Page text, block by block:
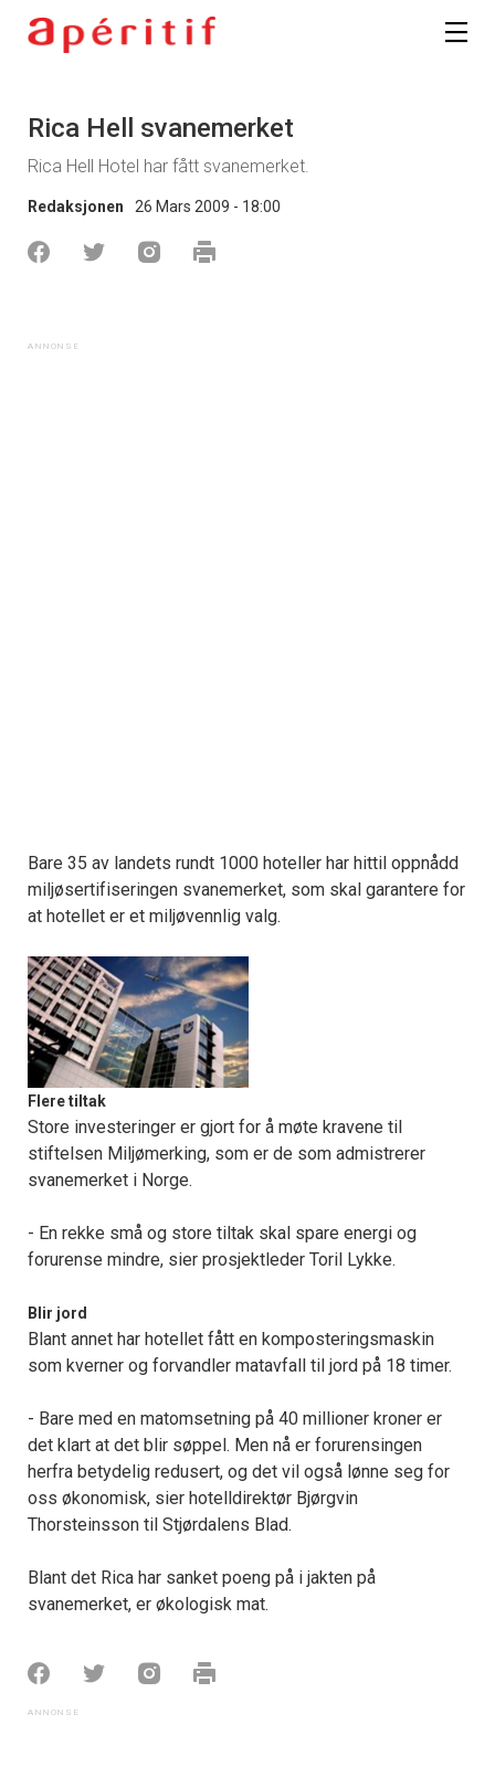
Rica Hell svanemerket
Rica Hell Hotel har fått svanemerket.
Redaksjonen 26 Mars 2009 - 18:00
Bare 35 av landets rundt 1000 hoteller har hittil oppnådd
miljøsertifiseringen svanemerket, som skal garantere for
at hotellet er et miljøvennlig valg.
Flere tiltak
Store investeringer er gjort for å møte kravene til
stiftelsen Miljømerking, som er de som admistrerer
svanemerket i Norge.
- En rekke små og store tiltak skal spare energi og
forurense mindre, sier prosjektleder Toril Lykke.
Blir jord
Blant annet har hotellet fått en komposteringsmaskin
som kverner og forvandler matavfall til jord på 18 timer.
- Bare med en matomsetning på 40 millioner kroner er
det klart at det blir søppel. Men nå er forurensingen
herfra betydelig redusert, og det vil også lønne seg for
oss økonomisk, sier hotelldirektør Bjørgvin
Thorsteinsson til Stjørdalens Blad.
Blant det Rica har sanket poeng på i jakten på
svanemerket, er økologisk mat.